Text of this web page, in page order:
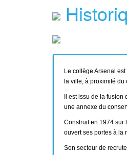
Le collège Arsenal
la ville, à proximité
Il est issu de la
une annexe du
Construit en 1974 sur
ouvert ses portes à la
Son secteur de